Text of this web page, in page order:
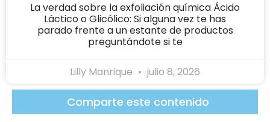
La verdad sobre la exfoliación química Ácido
Láctico o Glicólico: Si alguna vez te has
parado frente a un estante de productos
preguntándote si te
Lilly Manrique julio 8, 2026
Comparte este contenido